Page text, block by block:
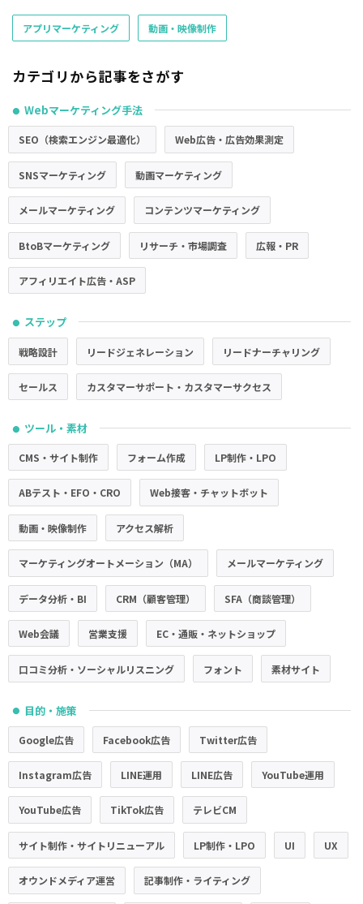
アプリマーケティング 動画・映像制作
カテゴリから記事をさがす
● Webマーケティング手法
SEO（検索エンジン最適化） Web広告・広告効果測定
SNSマーケティング 動画マーケティング
メールマーケティング コンテンツマーケティング
BtoBマーケティング リサーチ・市場調査 広報・PR
アフィリエイト広告・ASP
● ステップ
戦略設計 リードジェネレーション リードナーチャリング
セールス カスタマーサポート・カスタマーサクセス
● ツール・素材
CMS・サイト制作 フォーム作成 LP制作・LPO
ABテスト・EFO・CRO Web接客・チャットボット
動画・映像制作 アクセス解析
マーケティングオートメーション（MA） メールマーケティング
データ分析・BI CRM（顧客管理） SFA（商談管理）
Web会議 営業支援 EC・通販・ネットショップ
口コミ分析・ソーシャルリスニング フォント 素材サイト
● 目的・施策
Google広告 Facebook広告 Twitter広告
Instagram広告 LINE運用 LINE広告 YouTube運用
YouTube広告 TikTok広告 テレビCM
サイト制作・サイトリニューアル LP制作・LPO UI UX
オウンドメディア運営 記事制作・ライティング